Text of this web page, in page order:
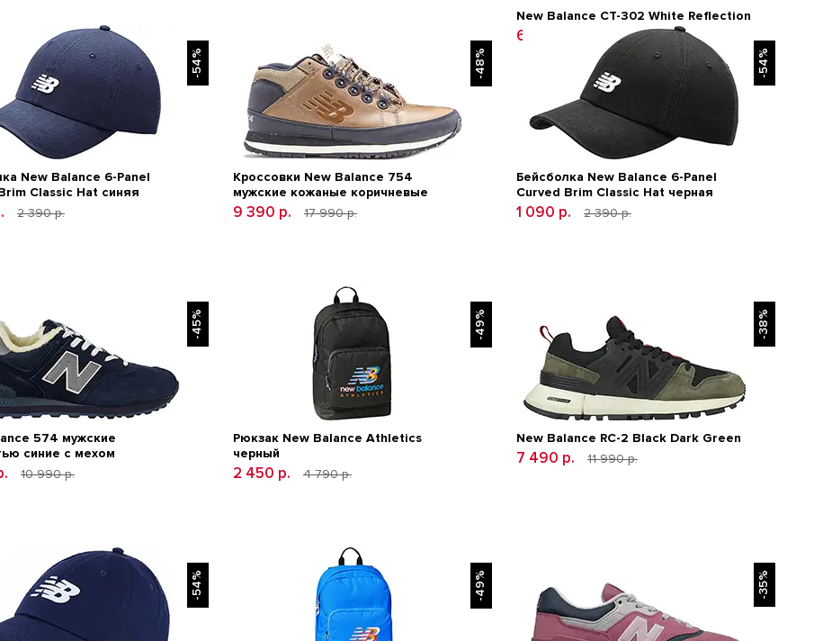
New Balance CT-302 White Reflection
6 990 р.
-54%
New Balance 6-Panel
Classic Hat синяя
2 390 р.
-48%
Кроссовки New Balance 754
мужские кожаные коричневые
9 390 р. 17 990 р.
-54%
Бейсболка New Balance 6-Panel
Curved Brim Classic Hat черная
1 090 р. 2 390 р.
-45%
574 мужские
синие с мехом
10 990 р.
-49%
Рюкзак New Balance Athletics
черный
2 450 р. 4 790 р.
-38%
New Balance RC-2 Black Dark Green
7 490 р. 11 990 р.
-54% -49% -35%